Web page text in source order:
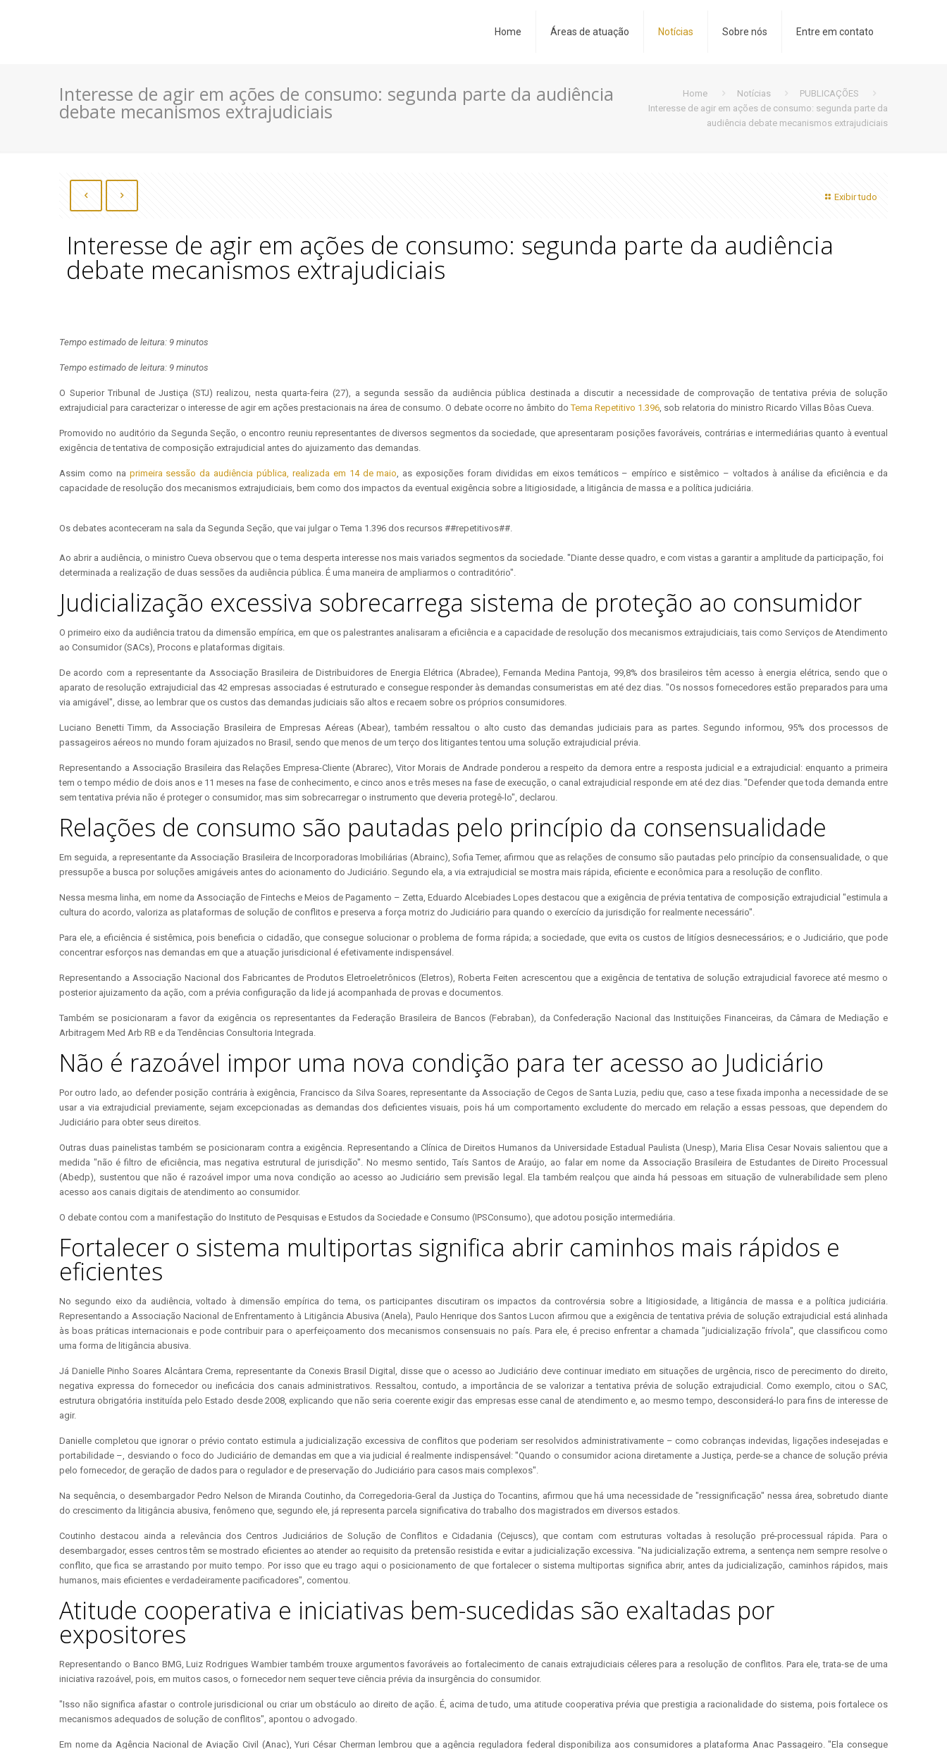
Home Áreas de atuação Notícias Sobre nós Entre em contato
Interesse de agir em ações de consumo: segunda parte da audiência
debate mecanismos extrajudiciais
Home Notícias
PUBLICAÇÕES
Interesse de agir em ações de consumo: segunda parte da
audiência debate mecanismos extrajudiciais
Exibir tudo
Interesse de agir em ações de consumo: segunda parte da audiência
debate mecanismos extrajudiciais
Tempo estimado de leitura: 9 minutos
Tempo estimado de leitura: 9 minutos
O Superior Tribunal de Justiça (STJ) realizou, nesta quarta-feira (27), a segunda sessão da audiência pública destinada a discutir a necessidade de comprovação de tentativa prévia de solução
extrajudicial para caracterizar o interesse de agir em ações prestacionais na área de consumo. O debate ocorre no âmbito doTema Repetitivo 1.396, sob relatoria do ministro Ricardo Villas Bôas Cueva.
Promovido no auditório da Segunda Seção, o encontro reuniu representantes de diversos segmentos da sociedade, que apresentaram posições favoráveis, contrárias e intermediárias quanto à eventual
exigência de tentativa de composição extrajudicial antes do ajuizamento das demandas.
Assim como na primeira sessão da audiência pública, realizada em 14 de maio, as exposições foram divididas em eixos temáticos – empírico e sistêmico – voltados à análise da eficiência e da
capacidade de resolução dos mecanismos extrajudiciais, bem como dos impactos da eventual exigência sobre a litigiosidade, a litigância de massa e a política judiciária.
Os debates aconteceram na sala da Segunda Seção, que vai julgar o Tema 1.396 dos recursos ##repetitivos##.
Ao abrir a audiência, o ministro Cueva observou que o tema desperta interesse nos mais variados segmentos da sociedade. "Diante desse quadro, e com vistas a garantir a amplitude da participação, foi
determinada a realização de duas sessões da audiência pública. É uma maneira de ampliarmos o contraditório".
Judicialização excessiva sobrecarrega sistema de proteção ao consumidor
O primeiro eixo da audiência tratou da dimensão empírica, em que os palestrantes analisaram a eficiência e a capacidade de resolução dos mecanismos extrajudiciais, tais como Serviços de Atendimento
ao Consumidor (SACs), Procons e plataformas digitais.
De acordo com a representante da Associação Brasileira de Distribuidores de Energia Elétrica (Abradee), Fernanda Medina Pantoja, 99,8% dos brasileiros têm acesso à energia elétrica, sendo que o
aparato de resolução extrajudicial das 42 empresas associadas é estruturado e consegue responder às demandas consumeristas em até dez dias. "Os nossos fornecedores estão preparados para uma
via amigável", disse, ao lembrar que os custos das demandas judiciais são altos e recaem sobre os próprios consumidores.
Luciano Benetti Timm, da Associação Brasileira de Empresas Aéreas (Abear), também ressaltou o alto custo das demandas judiciais para as partes. Segundo informou, 95% dos processos de
passageiros aéreos no mundo foram ajuizados no Brasil, sendo que menos de um terço dos litigantes tentou uma solução extrajudicial prévia.
Representando a Associação Brasileira das Relações Empresa-Cliente (Abrarec), Vitor Morais de Andrade ponderou a respeito da demora entre a resposta judicial e a extrajudicial: enquanto a primeira
tem o tempo médio de dois anos e 11 meses na fase de conhecimento, e cinco anos e três meses na fase de execução, o canal extrajudicial responde em até dez dias. "Defender que toda demanda entre
sem tentativa prévia não é proteger o consumidor, mas sim sobrecarregar o instrumento que deveria protegê-lo", declarou.
Relações de consumo são pautadas pelo princípio da consensualidade
Em seguida, a representante da Associação Brasileira de Incorporadoras Imobiliárias (Abrainc), Sofia Temer, afirmou que as relações de consumo são pautadas pelo princípio da consensualidade, o que
pressupõe a busca por soluções amigáveis antes do acionamento do Judiciário. Segundo ela, a via extrajudicial se mostra mais rápida, eficiente e econômica para a resolução de conflito.
Nessa mesma linha, em nome da Associação de Fintechs e Meios de Pagamento – Zetta, Eduardo Alcebiades Lopes destacou que a exigência de prévia tentativa de composição extrajudicial "estimula a
cultura do acordo, valoriza as plataformas de solução de conflitos e preserva a força motriz do Judiciário para quando o exercício da jurisdição for realmente necessário".
Para ele, a eficiência é sistêmica, pois beneficia o cidadão, que consegue solucionar o problema de forma rápida; a sociedade, que evita os custos de litígios desnecessários; e o Judiciário, que pode
concentrar esforços nas demandas em que a atuação jurisdicional é efetivamente indispensável.
Representando a Associação Nacional dos Fabricantes de Produtos Eletroeletrônicos (Eletros), Roberta Feiten acrescentou que a exigência de tentativa de solução extrajudicial favorece até mesmo o
posterior ajuizamento da ação, com a prévia configuração da lide já acompanhada de provas e documentos.
Também se posicionaram a favor da exigência os representantes da Federação Brasileira de Bancos (Febraban), da Confederação Nacional das Instituições Financeiras, da Câmara de Mediação e
Arbitragem Med Arb RB e da Tendências Consultoria Integrada.
Não é razoável impor uma nova condição para ter acesso ao Judiciário
Por outro lado, ao defender posição contrária à exigência, Francisco da Silva Soares, representante da Associação de Cegos de Santa Luzia, pediu que, caso a tese fixada imponha a necessidade de se
usar a via extrajudicial previamente, sejam excepcionadas as demandas dos deficientes visuais, pois há um comportamento excludente do mercado em relação a essas pessoas, que dependem do
Judiciário para obter seus direitos.
Outras duas painelistas também se posicionaram contra a exigência. Representando a Clínica de Direitos Humanos da Universidade Estadual Paulista (Unesp), Maria Elisa Cesar Novais salientou que a
medida "não é filtro de eficiência, mas negativa estrutural de jurisdição". No mesmo sentido, Taís Santos de Araújo, ao falar em nome da Associação Brasileira de Estudantes de Direito Processual
(Abedp), sustentou que não é razoável impor uma nova condição ao acesso ao Judiciário sem previsão legal. Ela também realçou que ainda há pessoas em situação de vulnerabilidade sem pleno
acesso aos canais digitais de atendimento ao consumidor.
O debate contou com a manifestação do Instituto de Pesquisas e Estudos da Sociedade e Consumo (IPSConsumo), que adotou posição intermediária.
Fortalecer o sistema multiportas significa abrir caminhos mais rápidos e
eficientes
No segundo eixo da audiência, voltado à dimensão empírica do tema, os participantes discutiram os impactos da controvérsia sobre a litigiosidade, a litigância de massa e a política judiciária.
Representando a Associação Nacional de Enfrentamento à Litigância Abusiva (Anela), Paulo Henrique dos Santos Lucon afirmou que a exigência de tentativa prévia de solução extrajudicial está alinhada
às boas práticas internacionais e pode contribuir para o aperfeiçoamento dos mecanismos consensuais no país. Para ele, é preciso enfrentar a chamada "judicialização frívola", que classificou como
uma forma de litigância abusiva.
Já Danielle Pinho Soares Alcântara Crema, representante da Conexis Brasil Digital, disse que o acesso ao Judiciário deve continuar imediato em situações de urgência, risco de perecimento do direito,
negativa expressa do fornecedor ou ineficácia dos canais administrativos. Ressaltou, contudo, a importância de se valorizar a tentativa prévia de solução extrajudicial. Como exemplo, citou o SAC,
estrutura obrigatória instituída pelo Estado desde 2008, explicando que não seria coerente exigir das empresas esse canal de atendimento e, ao mesmo tempo, desconsiderá-lo para fins de interesse de
agir.
Danielle completou que ignorar o prévio contato estimula a judicialização excessiva de conflitos que poderiam ser resolvidos administrativamente – como cobranças indevidas, ligações indesejadas e
portabilidade –, desviando o foco do Judiciário de demandas em que a via judicial é realmente indispensável: "Quando o consumidor aciona diretamente a Justiça, perde-se a chance de solução prévia
pelo fornecedor, de geração de dados para o regulador e de preservação do Judiciário para casos mais complexos".
Na sequência, o desembargador Pedro Nelson de Miranda Coutinho, da Corregedoria-Geral da Justiça do Tocantins, afirmou que há uma necessidade de "ressignificação" nessa área, sobretudo diante
do crescimento da litigância abusiva, fenômeno que, segundo ele, já representa parcela significativa do trabalho dos magistrados em diversos estados.
Coutinho destacou ainda a relevância dos Centros Judiciários de Solução de Conflitos e Cidadania (Cejuscs), que contam com estruturas voltadas à resolução pré-processual rápida. Para o
desembargador, esses centros têm se mostrado eficientes ao atender ao requisito da pretensão resistida e evitar a judicialização excessiva. "Na judicialização extrema, a sentença nem sempre resolve o
conflito, que fica se arrastando por muito tempo. Por isso que eu trago aqui o posicionamento de que fortalecer o sistema multiportas significa abrir, antes da judicialização, caminhos rápidos, mais
humanos, mais eficientes e verdadeiramente pacificadores", comentou.
Atitude cooperativa e iniciativas bem-sucedidas são exaltadas por
expositores
Representando o Banco BMG, Luiz Rodrigues Wambier também trouxe argumentos favoráveis ao fortalecimento de canais extrajudiciais céleres para a resolução de conflitos. Para ele, trata-se de uma
iniciativa razoável, pois, em muitos casos, o fornecedor nem sequer teve ciência prévia da insurgência do consumidor.
"Isso não significa afastar o controle jurisdicional ou criar um obstáculo ao direito de ação. É, acima de tudo, uma atitude cooperativa prévia que prestigia a racionalidade do sistema, pois fortalece os
mecanismos adequados de solução de conflitos", apontou o advogado.
Em nome da Agência Nacional de Aviação Civil (Anac), Yuri César Cherman lembrou que a agência reguladora federal disponibiliza aos consumidores a plataforma Anac Passageiro. "Ela consegue